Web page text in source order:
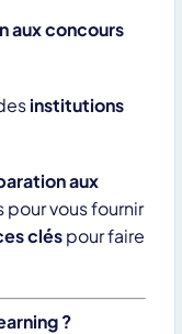
aux concours
institutions
aux
vous fournir
cléspour faire
?